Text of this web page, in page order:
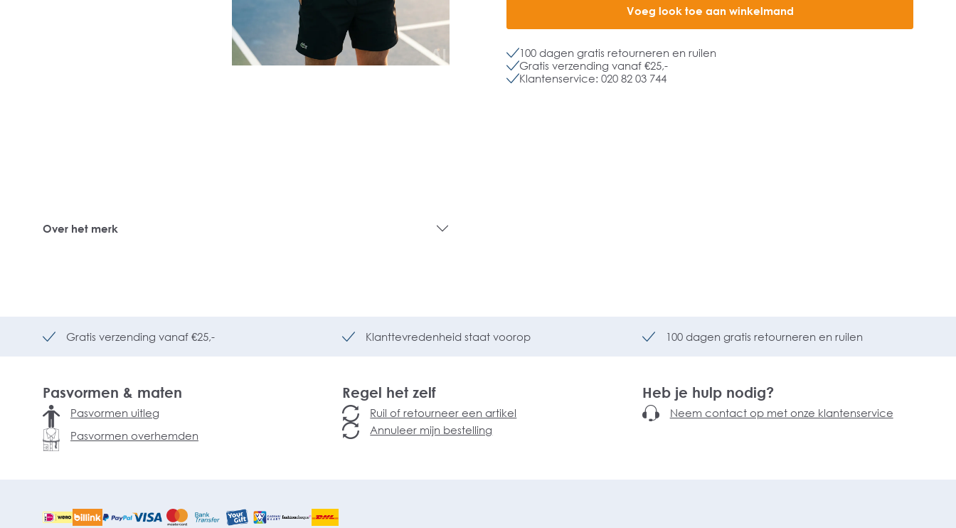
Voeg look toe aan winkelmand
100 dagen gratis retourneren en ruilen
Gratis verzending vanaf €25,-
Klantenservice: 020 82 03 744
Over het merk
Gratis verzending vanaf €25,- Klanttevredenheid staat voorop 100 dagen gratis retourneren en ruilen
Pasvormen & maten
Pasvormen uitleg
Pasvormen overhemden
Regel het zelf
Ruil of retourneer een artikel
Annuleer mijn bestelling
Heb je hulp nodig?
Neem contact op met onze klantenservice